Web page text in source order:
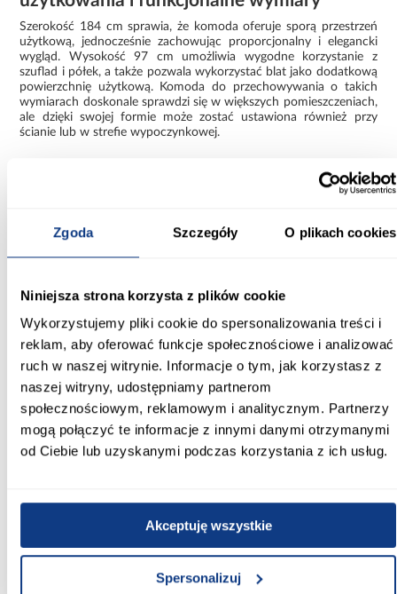
Zgoda Szczegóły O plikach cookies
Niniejsza strona korzysta z plików cookie
Wykorzystujemy pliki cookie do spersonalizowania treści i
reklam, aby oferować funkcje społecznościowe i analizować
ruch w naszej witrynie. Informacje o tym, jak korzystasz z
naszej witryny, udostępniamy partnerom
społecznościowym, reklamowym i analitycznym. Partnerzy
mogą połączyć te informacje z innymi danymi otrzymanymi
od Ciebie lub uzyskanymi podczas korzystania z ich usług.
Akceptuję wszystkie
Spersonalizuj
Szerokość 184 cm sprawia, że komoda oferuje sporą przestrzeń
użytkową, jednocześnie zachowując proporcjonalny i elegancki
wygląd. Wysokość 97 cm umożliwia wygodne korzystanie z
szuflad i półek, a także pozwala wykorzystać blat jako dodatkową
powierzchnię użytkową. Komoda do przechowywania o takich
wymiarach doskonale sprawdzi się w większych pomieszczeniach,
ale dzięki swojej formie może zostać ustawiona również przy
ścianie lub w strefie wypoczynkowej.
mebla do mieszkania. Czytelna instrukcja pozwala sprawnie
Komoda Cosmo C06 kaszmir to propozycja dla osób
poszukujących połączenia modnego designu, funkcjonalnych
rozwiązań oraz dużej przestrzeni do przechowywania.
Nowoczesna komoda beżowa 4S2D doskonale wpisuje się w
aranżacje współczesnych wnętrz, zapewniając wygodę
użytkowania i estetyczny wygląd przez długi czas.
Informacje Transport Informacje o
184.00
Głębokość [cm]: